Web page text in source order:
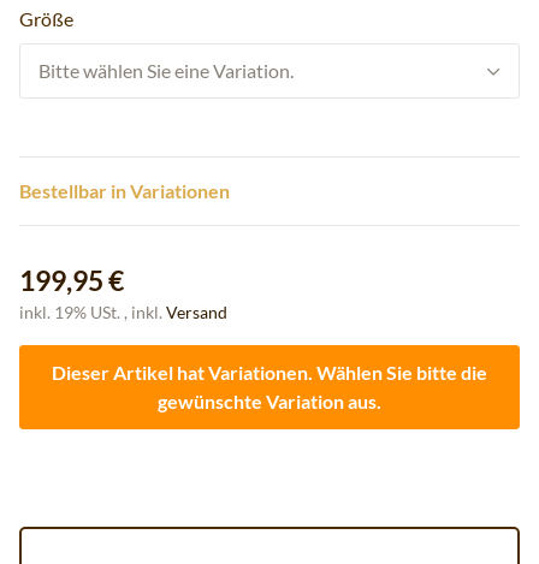
Größe
Bitte wählen Sie eine Variation.
Bestellbar in Variationen
199,95 €
inkl. 19% USt. , inkl. Versand
Dieser Artikel hat Variationen. Wählen Sie bitte die
gewünschte Variation aus.